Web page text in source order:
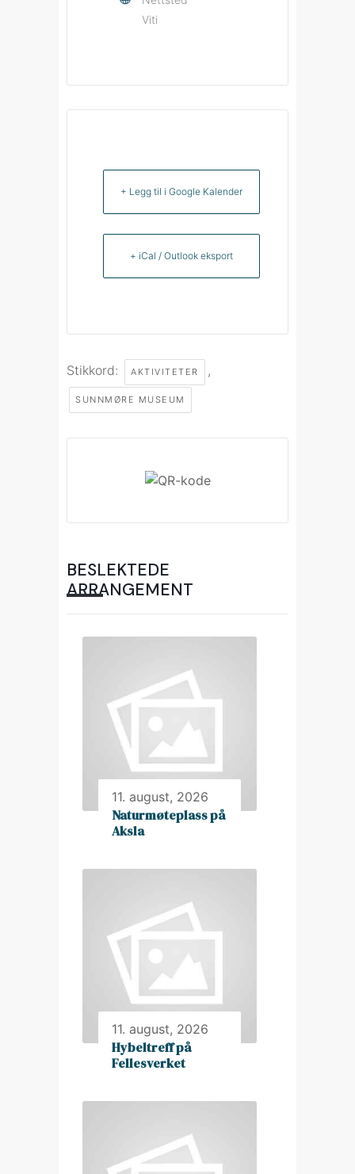
Viti
+ Legg til i Google Kalender
+ iCal / Outlook eksport
Stikkord: AKTIVITETER ,
SUNNMØRE MUSEUM
BESLEKTEDE
ARRANGEMENT
11. august, 2026
Naturmøteplass på
Aksla
11. august, 2026
Hybeltreff på
Fellesverket